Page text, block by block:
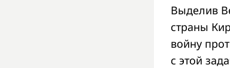
Выделив
страны
войну
с этой